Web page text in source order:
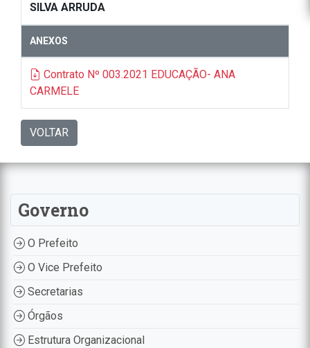
SILVA ARRUDA
ANEXOS
Contrato Nº 003.2021 EDUCAÇÃO- ANA
CARMELE
VOLTAR
Governo
O Prefeito
O Vice Prefeito
Secretarias
Órgãos
Estrutura Organizacional